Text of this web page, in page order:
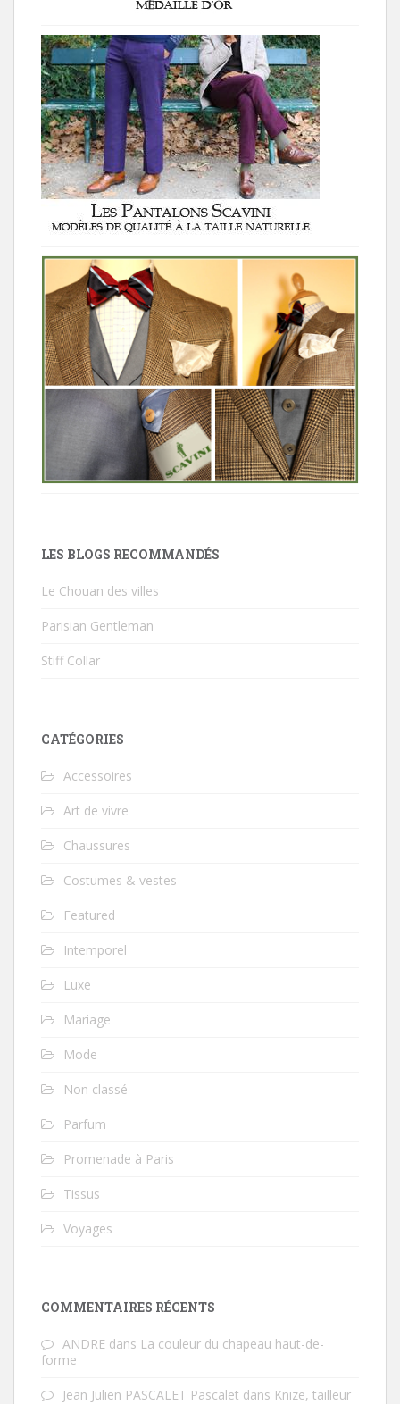
LES BLOGS RECOMMANDÉS
Le Chouan des villes
Parisian Gentleman
Stiff Collar
CATÉGORIES
Accessoires
Art de vivre
Chaussures
Costumes & vestes
Featured
Intemporel
Luxe
Mariage
Mode
Non classé
Parfum
Promenade à Paris
Tissus
Voyages
COMMENTAIRES RÉCENTS
ANDRE dans La couleur du chapeau haut-de-
forme
Jean Julien PASCALET Pascalet dans Knize, tailleur